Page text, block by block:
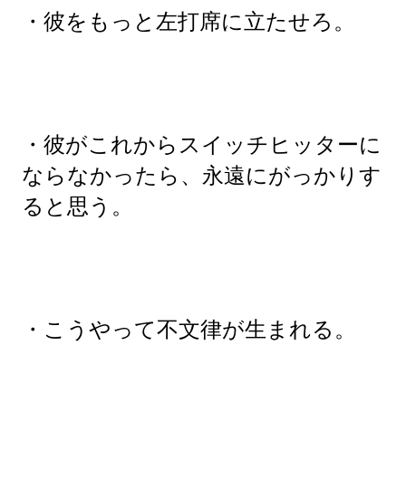
・彼をもっと左打席に立たせろ。
・彼がこれからスイッチヒッターに
ならなかったら、永遠にがっかりす
ると思う。
・こうやって不文律が生まれる。